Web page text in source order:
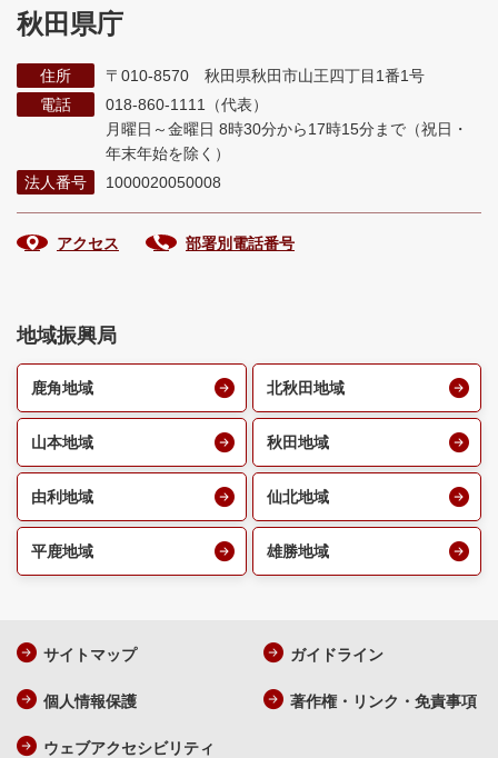
秋田県庁
住所
〒010-8570 秋田県秋田市山王四丁目1番1号
電話
018-860-1111（代表）
月曜日～金曜日 8時30分から17時15分まで （祝日・
年末年始を除く）
法人番号
1000020050008
アクセス 部署別電話番号
地域振興局
鹿角地域 北秋田地域
山本地域 秋田地域
由利地域 仙北地域
平鹿地域 雄勝地域
サイトマップ ガイドライン
個人情報保護 著作権・リンク・免責事項
ウェブアクセシビリティ